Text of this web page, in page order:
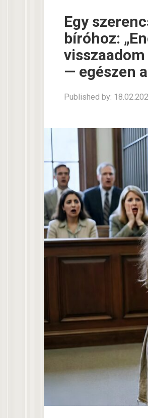
Egy
bíróhoz:
— egészen
Published by: